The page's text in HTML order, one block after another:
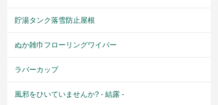
貯湯タンク落雪防止屋根
ぬか雑巾フローリングワイパー
ラバーカップ
風邪をひいていませんか? - 結露 -